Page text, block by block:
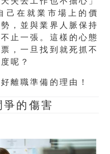
己在就業市場上的價
，並與業界人脈保持
止一張。這樣的心態
，一旦找到就死抓不
呢？
離職準備的理由！
的傷害